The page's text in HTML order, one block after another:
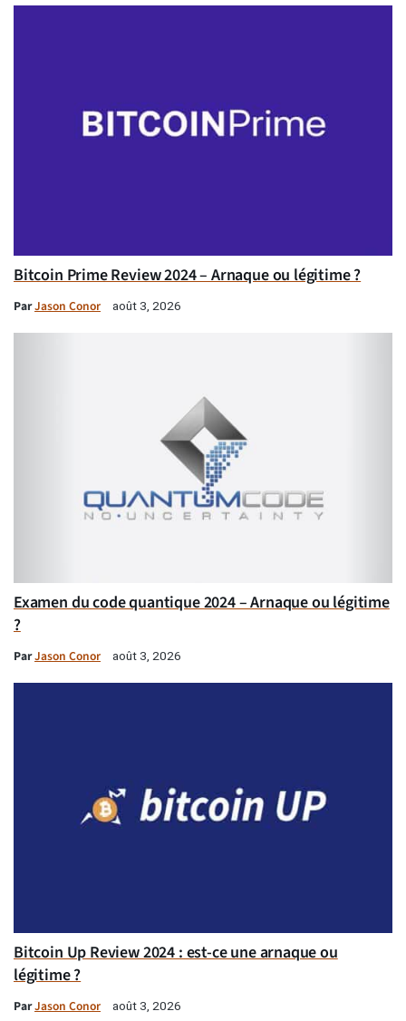
Bitcoin Prime Review 2024 – Arnaque ou légitime ?
ParJason Conor août 3, 2026
Examen du code quantique 2024 – Arnaque ou légitime
?
ParJason Conor août 3, 2026
Bitcoin Up Review 2024 : est-ce une arnaque ou
légitime ?
ParJason Conor août 3, 2026